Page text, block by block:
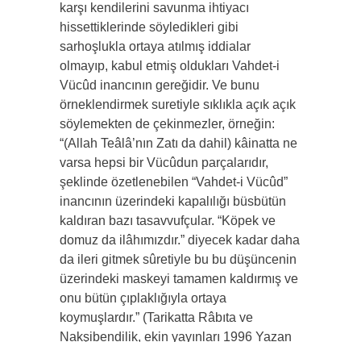
karşı kendilerini savunma ihtiyacı
hissettiklerinde söyledikleri gibi
sarhoşlukla ortaya atılmış iddialar
olmayıp, kabul etmiş oldukları Vahdet-i
Vücûd inancının gereğidir. Ve bunu
örneklendirmek suretiyle sıklıkla açık açık
söylemekten de çekinmezler, örneğin:
“(Allah Teâlâ’nın Zatı da dahil) kâinatta ne
varsa hepsi bir Vücûdun parçalarıdır,
şeklinde özetlenebilen “Vahdet-i Vücûd”
inancının üzerindeki kapalılığı büsbütün
kaldıran bazı tasavvufçular. “Köpek ve
domuz da ilâhımızdır.” diyecek kadar daha
da ileri gitmek sûretiyle bu bu düşüncenin
üzerindeki maskeyi tamamen kaldırmış ve
onu bütün çıplaklığıyla ortaya
koymuşlardır.” (Tarikatta Râbıta ve
Nakşibendilik, ekin yayınları 1996 Yazan